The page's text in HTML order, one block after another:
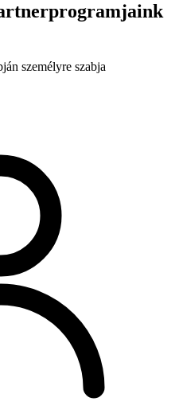
személyre szabja